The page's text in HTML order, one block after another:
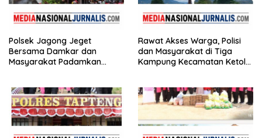
Polsek Jagong Jeget
Bersama Damkar dan
Masyarakat Padamkan
Rawat Akses Warga, Polisi
dan Masyarakat di Tiga
Kampung Kecamatan Ketol